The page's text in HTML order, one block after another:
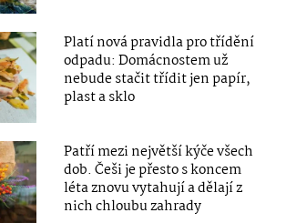
Platí nová pravidla pro třídění
odpadu: Domácnostem už
nebude stačit třídit jen papír,
plast a sklo
Patří mezi největší kýče všech
dob. Češi je přesto s koncem
léta znovu vytahují a dělají z
nich chloubu zahrady